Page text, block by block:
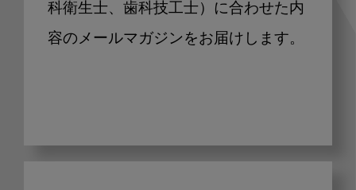
科衛生士、歯科技工士）に合わせた内
容のメールマガジンをお届けします。